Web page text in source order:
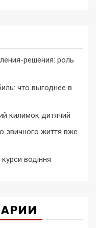
решения: роль
что выгоднее в
килимок дитячий
звичного життя вже
водіння